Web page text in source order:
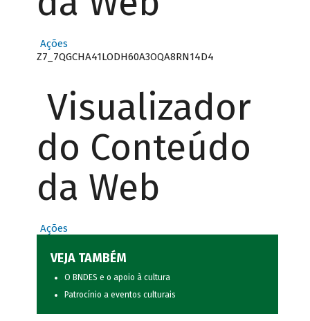
Ações
Z7_7QGCHA41LODH60A3OQA8RN14D4
Visualizador
do Conteúdo
da Web
Ações
VEJA TAMBÉM
O BNDES e o apoio à cultura
Patrocínio a eventos culturais